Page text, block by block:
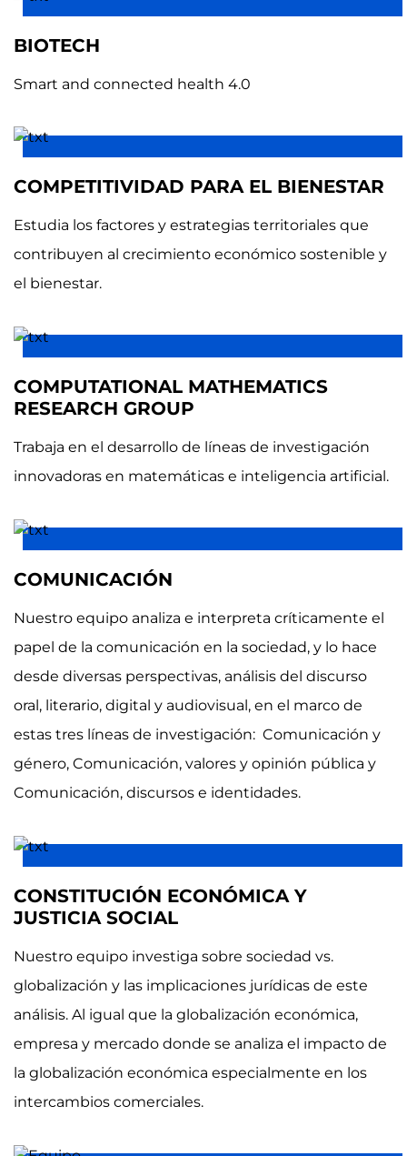
BIOTECH
Smart and connected health 4.0
COMPETITIVIDAD PARA EL BIENESTAR
Estudia los factores y estrategias territoriales que
contribuyen al crecimiento económico sostenible y
el bienestar.
COMPUTATIONAL MATHEMATICS
RESEARCH GROUP
Trabaja en el desarrollo de líneas de investigación
innovadoras en matemáticas e inteligencia artificial.
COMUNICACIÓN
Nuestro equipo analiza e interpreta críticamente el
papel de la comunicación en la sociedad, y lo hace
desde diversas perspectivas, análisis del discurso
oral, literario, digital y audiovisual, en el marco de
estas tres líneas de investigación: Comunicación y
género, Comunicación, valores y opinión pública y
Comunicación, discursos e identidades.
CONSTITUCIÓN ECONÓMICA Y
JUSTICIA SOCIAL
Nuestro equipo investiga sobre sociedad vs.
globalización y las implicaciones jurídicas de este
análisis. Al igual que la globalización económica,
empresa y mercado donde se analiza el impacto de
la globalización económica especialmente en los
intercambios comerciales.